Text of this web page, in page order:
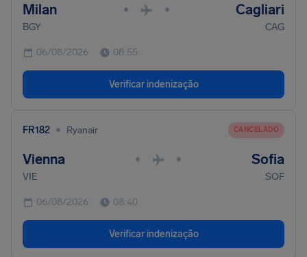
Milan • • Cagliari
BGY CAG
06/08/2026 08:55
Verificar indenização
FR182 • Ryanair CANCELADO
Vienna • • Sofia
VIE SOF
06/08/2026 08:40
Verificar indenização